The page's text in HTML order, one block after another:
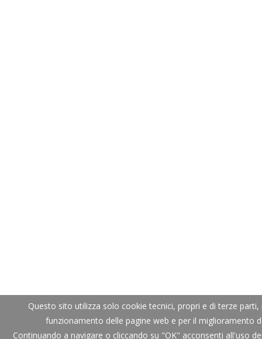
Questo sito utilizza solo cookie tecnici, propri e di terze
funzionamento delle pagine web e per il miglioramento
Continuando a navigare o cliccando su "OK" acconsenti all'uso